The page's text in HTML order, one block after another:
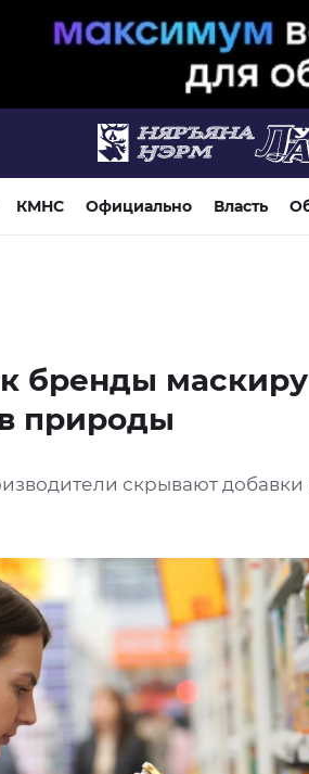
КМНС Официально Власть
бренды
природы
скрывают добавки